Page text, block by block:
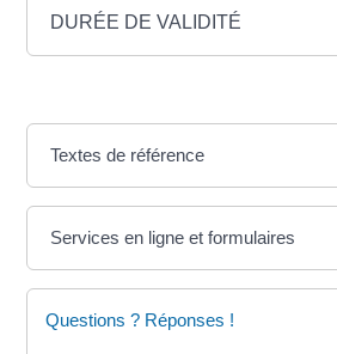
DURÉE DE VALIDITÉ
Textes de référence
Services en ligne et formulaires
Questions ? Réponses !